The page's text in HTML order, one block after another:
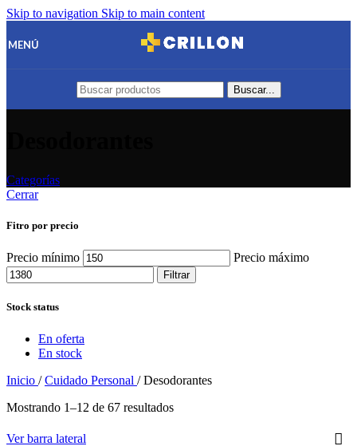
Skip to navigation Skip to main content
MENÚ
Buscar...
Categorías
Cerrar
Fitro por precio
Precio mínimo Precio máximo
Filtrar
Stock status
En oferta
En stock
Inicio / Cuidado Personal / Desodorantes
Mostrando 1–12 de 67 resultados
Ver barra lateral